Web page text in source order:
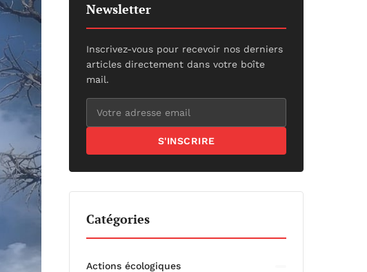
Newsletter
Inscrivez-vous pour recevoir nos derniers
articles directement dans votre boîte
mail.
S'INSCRIRE
Catégories
Actions écologiques